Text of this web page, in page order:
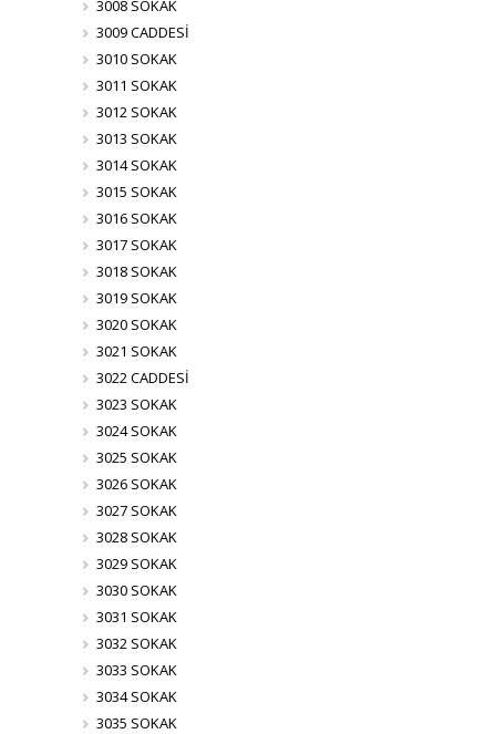
3008 SOKAK
3009 CADDESİ
3010 SOKAK
3011 SOKAK
3012 SOKAK
3013 SOKAK
3014 SOKAK
3015 SOKAK
3016 SOKAK
3017 SOKAK
3018 SOKAK
3019 SOKAK
3020 SOKAK
3021 SOKAK
3022 CADDESİ
3023 SOKAK
3024 SOKAK
3025 SOKAK
3026 SOKAK
3027 SOKAK
3028 SOKAK
3029 SOKAK
3030 SOKAK
3031 SOKAK
3032 SOKAK
3033 SOKAK
3034 SOKAK
3035 SOKAK